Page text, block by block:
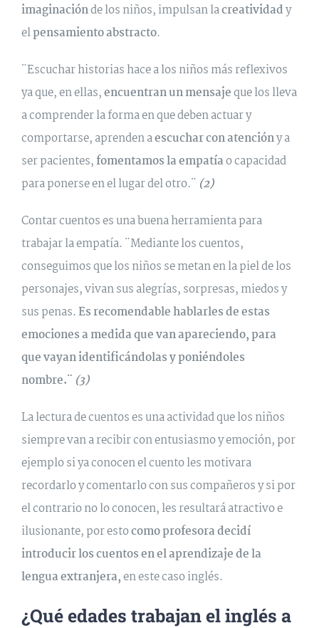
imaginaciónde los niños, impulsan lacreatividady
elpensamiento abstracto.
¨Escuchar historias hace a los niños más reflexivos
ya que, en ellas,encuentran un mensajeque los lleva
a comprender la forma en que deben actuar y
comportarse, aprenden aescuchar con atencióny a
ser pacientes,fomentamos la empatíao capacidad
para ponerse en el lugar del otro.¨ (2)
Contar cuentos es una buena herramienta para
trabajar la empatía. ¨Mediante los cuentos,
conseguimos que los niños se metan en la piel de los
personajes, vivan sus alegrías, sorpresas, miedos y
sus penas.Es recomendable hablarles de estas
emociones a medida que van apareciendo, para
que vayan identificándolas y poniéndoles
nombre.¨ (3)
La lectura de cuentos es una actividad que los niños
siempre van a recibir con entusiasmo y emoción, por
ejemplo si ya conocen el cuento les motivara
recordarlo y comentarlo con sus compañeros y si por
el contrario no lo conocen, les resultará atractivo e
ilusionante, por estocomo profesora decidí
introducir los cuentos en el aprendizaje de la
lengua extranjera,en este caso inglés.
¿Qué edades trabajan el inglés a